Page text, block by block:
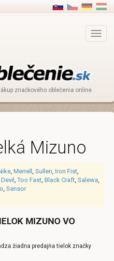
Main
Menu
značkového oblečenia online
Mizuno
Merrell Sullen Iron Fist
,Too Fast Black Craft Salewa
Sensor
MIZUNO VO
žiadna predajňa tielok značky